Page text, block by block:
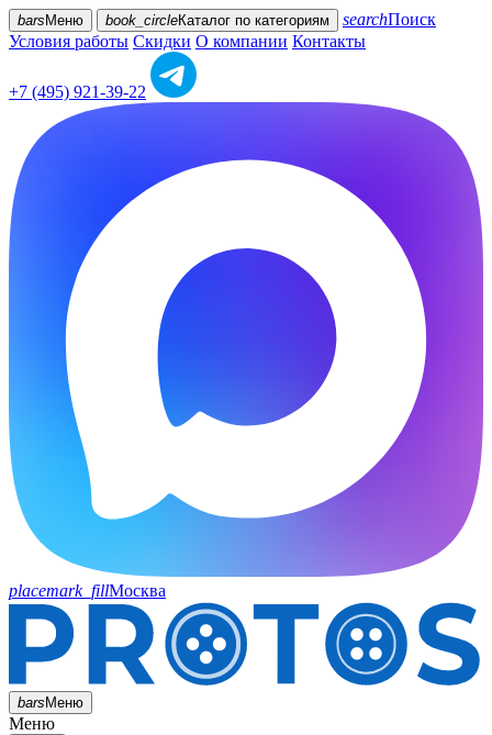
bars Меню book_circleКаталог по категориям searchПоиск
Условия работы Скидки О компании Контакты
+7 (495) 921-39-22
placemark_fillМосква
barsМеню
Меню